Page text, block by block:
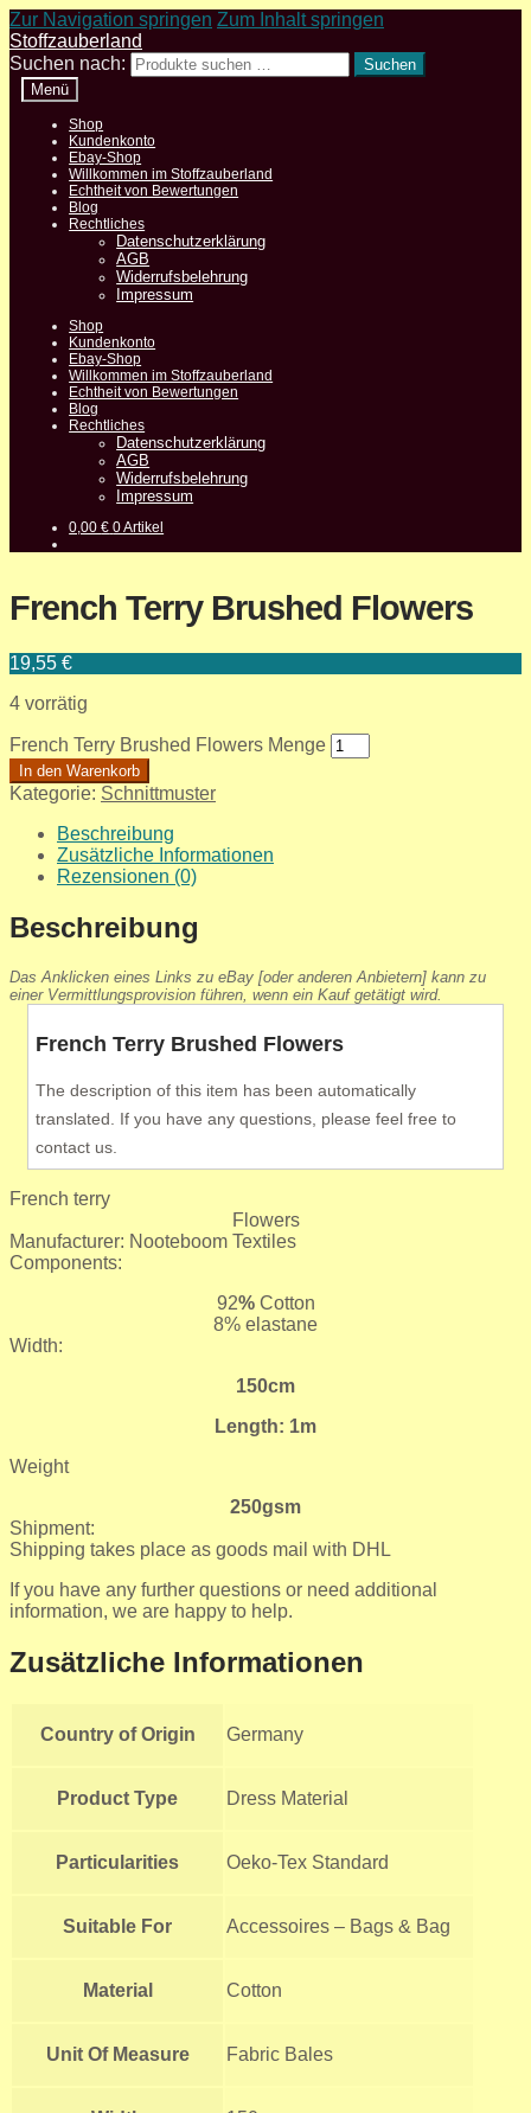
Zur Navigation springen Zum Inhalt springen
Stoffzauberland
Suchen nach:
Suchen
Menü
Shop
Kundenkonto
Ebay-Shop
Willkommen im Stoffzauberland
Echtheit von Bewertungen
Blog
Rechtliches
Datenschutzerklärung
AGB
Widerrufsbelehrung
Impressum
Shop
Kundenkonto
Ebay-Shop
Willkommen im Stoffzauberland
Echtheit von Bewertungen
Blog
Rechtliches
Datenschutzerklärung
AGB
Widerrufsbelehrung
Impressum
0,00€ 0 Artikel
French Terry Brushed Flowers
19,55 €
4 vorrätig
French Terry Brushed Flowers Menge
In den Warenkorb
Kategorie: Schnittmuster
Beschreibung
Zusätzliche Informationen
Rezensionen (0)
Beschreibung
Das Anklicken eines Links zu eBay [oder anderen Anbietern] kann zu
einer Vermittlungsprovision führen, wenn ein Kauf getätigt wird.
French Terry Brushed Flowers
The description of this item has been automatically
translated. If you have any questions, please feel free to
contact us.
French terry
Flowers
Manufacturer: Nooteboom Textiles
Components:
92% Cotton
8% elastane
Width:
150cm
Length: 1m
Weight
250gsm
Shipment:
Shipping takes place as goods mail with DHL
If you have any further questions or need additional
information, we are happy to help.
Zusätzliche Informationen
Country of Origin Germany
Product Type Dress Material
Particularities Oeko-Tex Standard
Suitable For Accessoires – Bags & Bag
Material Cotton
Unit Of Measure Fabric Bales